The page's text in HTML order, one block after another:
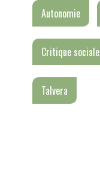
Autonomie
Critique sociale
Talvera